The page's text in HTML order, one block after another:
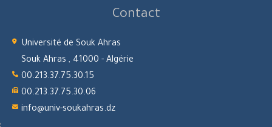
Contact
Université de Souk Ahras
Souk Ahras , 41000 - Algérie
00.213.37.75.30.15
00.213.37.75.30.06
info@univ-soukahras.dz